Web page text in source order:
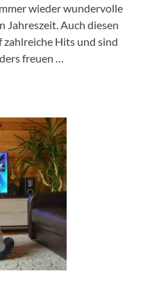
wieder wundervolle
Jahreszeit. Auch diesen
zahlreiche Hits und sind
freuen …